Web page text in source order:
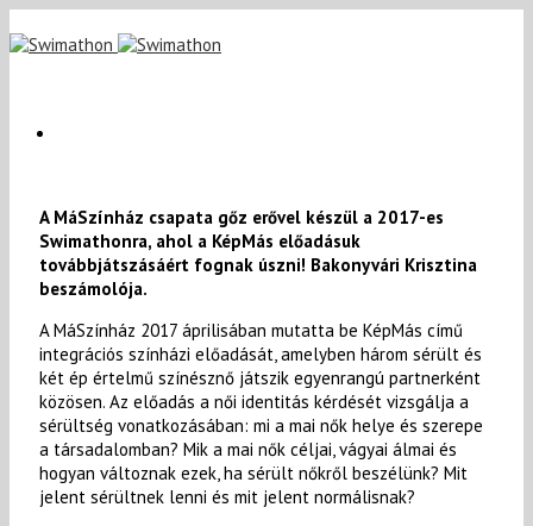
A MáSzínház csapata gőz erővel készül a 2017-es
Swimathonra, ahol a KépMás előadásuk
továbbjátszásáért fognak úszni! Bakonyvári Krisztina
beszámolója.
A MáSzínház 2017 áprilisában mutatta be KépMás című
integrációs színházi előadását, amelyben három sérült és
két ép értelmű színésznő játszik egyenrangú partnerként
közösen. Az előadás a női identitás kérdését vizsgálja a
sérültség vonatkozásában: mi a mai nők helye és szerepe
a társadalomban? Mik a mai nők céljai, vágyai álmai és
hogyan változnak ezek, ha sérült nőkről beszélünk? Mit
jelent sérültnek lenni és mit jelent normálisnak?